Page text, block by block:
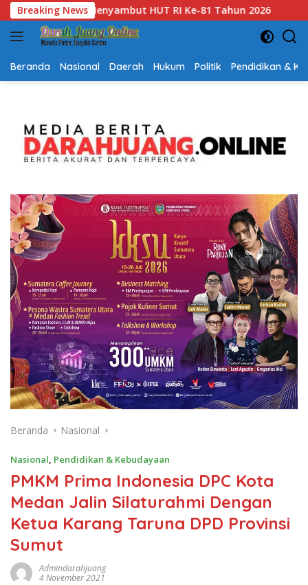
Langsung
ke
konten
Breaking News
Gubernur Kalsel H. Muhidin Apresiasi Polda Kalsel
Beranda Nasional Daerah Hukum Politik Pendidikan &
Beranda Nasional
Nasional, Pendidikan & Kebudayaan
PMKM Prima Indonesia DPC Kota
Medan Jalin Silaturahmi Dengan
Ketua Karang Taruna DPD Provinsi
Sumut
Admindarahjuang
4 November 2021